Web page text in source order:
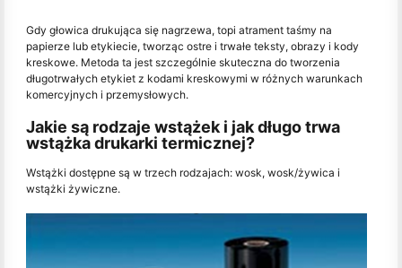
Gdy głowica drukująca się nagrzewa, topi atrament taśmy na
papierze lub etykiecie, tworząc ostre i trwałe teksty, obrazy i kody
kreskowe. Metoda ta jest szczególnie skuteczna do tworzenia
długotrwałych etykiet z kodami kreskowymi w różnych warunkach
komercyjnych i przemysłowych.
Jakie są rodzaje wstążek i jak długo trwa
wstążka drukarki termicznej?
Wstążki dostępne są w trzech rodzajach: wosk, wosk/żywica i
wstążki żywiczne.